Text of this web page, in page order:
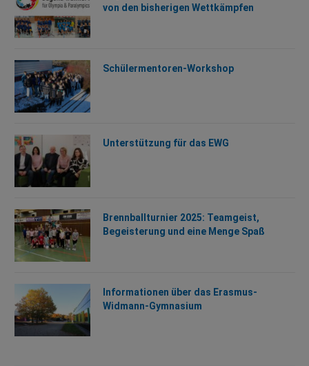
von den bisherigen Wettkämpfen
Schülermentoren-Workshop
Unterstützung für das EWG
Brennballturnier 2025: Teamgeist,
Begeisterung und eine Menge Spaß
Informationen über das Erasmus-
Widmann-Gymnasium